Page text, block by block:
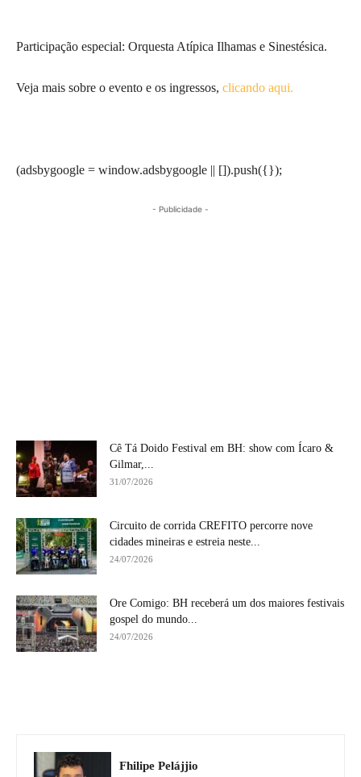
Participação especial: Orquesta Atípica Ilhamas e Sinestésica.
Veja mais sobre o evento e os ingressos, clicando aqui.
(adsbygoogle = window.adsbygoogle || []).push({});
- Publicidade -
Cê Tá Doido Festival em BH: show com Ícaro &
Gilmar,...
31/07/2026
Circuito de corrida CREFITO percorre nove
cidades mineiras e estreia neste...
24/07/2026
Ore Comigo: BH receberá um dos maiores festivais
gospel do mundo...
24/07/2026
Fhilipe Pelájjio